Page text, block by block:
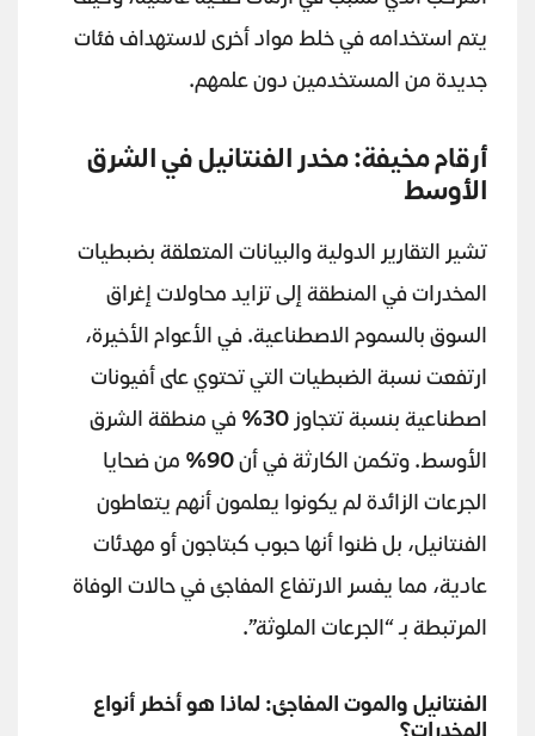
يتم استخدامه في خلط مواد أخرى لاستهداف فئات
جديدة من المستخدمين دون علمهم.
أرقام مخيفة: مخدر الفنتانيل في الشرق
الأوسط
تشير التقارير الدولية والبيانات المتعلقة بضبطيات
المخدرات في المنطقة إلى تزايد محاولات إغراق
السوق بالسموم الاصطناعية. في الأعوام الأخيرة،
ارتفعت نسبة الضبطيات التي تحتوي على أفيونات
اصطناعية بنسبة تتجاوز30%
في منطقة الشرق
الأوسط. وتكمن الكارثة في أن90%
من ضحايا
الجرعات الزائدة لم يكونوا يعلمون أنهم يتعاطون
الفنتانيل، بل ظنوا أنها حبوب كبتاجون أو مهدئات
عادية، مما يفسر الارتفاع المفاجئ في حالات الوفاة
المرتبطة بـ “الجرعات الملوثة”.
الفنتانيل والموت المفاجئ: لماذا هو أخطر أنواع